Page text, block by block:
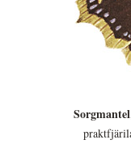
Sorgmantel